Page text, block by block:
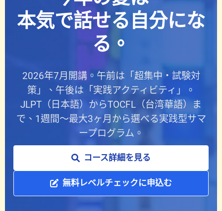
本気で話せる自分にな
る。
2026年7月開講。午前は「超集中・試験対
策」、午後は「実践アクティビティ」。
JLPT（日本語）からTOCFL（台湾華語）ま
で、1週間〜最大3ヶ月から選べる実践型サマ
ープログラム。
コース詳細を見る
無料レベルチェックに申込む